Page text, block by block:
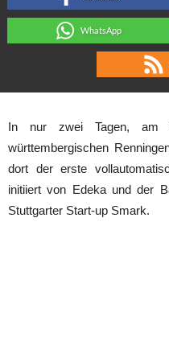
WhatsApp
In nur zwei Tagen, am
württembergischen
dort der erste
initiiert von Edeka und der
Stuttgarter Start-up Smark.